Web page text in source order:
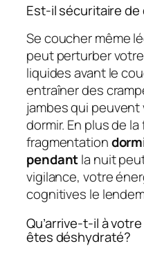
Est-il sécuritaire
Se coucher même
peut perturber votre
liquides avant le
entraîner des
jambes qui
dormir. En plus de
fragmentation
pendantla nuit
vigilance, votre
cognitives le
Qu’arrive-t-il à
êtes déshydraté?